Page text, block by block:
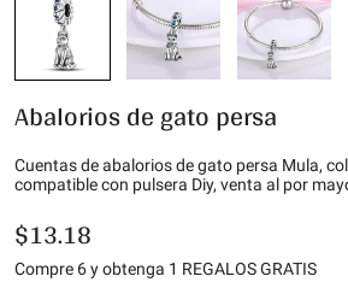
Abalorios de gato persa
Cuentas de abalorios de gato persa Mula,
compatible con pulsera Diy, venta al por
$13.18
Compre 6 y obtenga 1 REGALOS GRATIS